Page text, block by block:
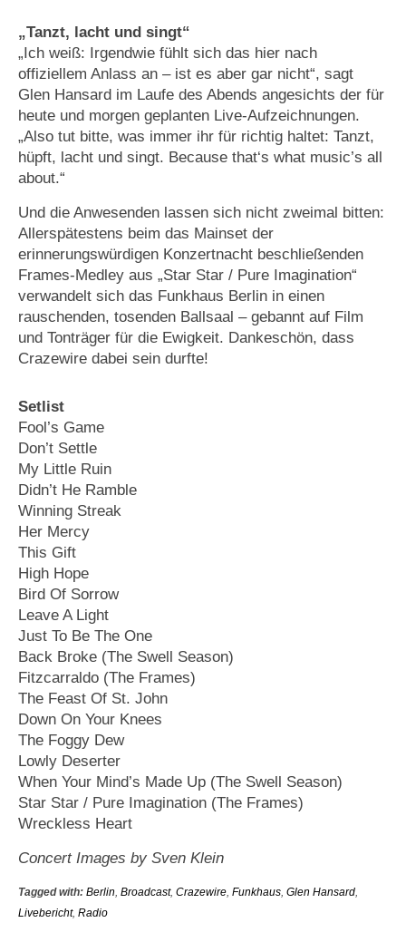
„Tanzt, lacht und singt“
„Ich weiß: Irgendwie fühlt sich das hier nach
offiziellem Anlass an – ist es aber gar nicht“, sagt
Glen Hansard im Laufe des Abends angesichts der für
heute und morgen geplanten Live-Aufzeichnungen.
„Also tut bitte, was immer ihr für richtig haltet: Tanzt,
hüpft, lacht und singt. Because that‘s what music’s all
about.“
Und die Anwesenden lassen sich nicht zweimal bitten:
Allerspätestens beim das Mainset der
erinnerungswürdigen Konzertnacht beschließenden
Frames-Medley aus „Star Star / Pure Imagination“
verwandelt sich das Funkhaus Berlin in einen
rauschenden, tosenden Ballsaal – gebannt auf Film
und Tonträger für die Ewigkeit. Dankeschön, dass
Crazewire dabei sein durfte!
Setlist
Fool’s Game
Don’t Settle
My Little Ruin
Didn’t He Ramble
Winning Streak
Her Mercy
This Gift
High Hope
Bird Of Sorrow
Leave A Light
Just To Be The One
Back Broke (The Swell Season)
Fitzcarraldo (The Frames)
The Feast Of St. John
Down On Your Knees
The Foggy Dew
Lowly Deserter
When Your Mind’s Made Up (The Swell Season)
Star Star / Pure Imagination (The Frames)
Wreckless Heart
Concert Images by Sven Klein
Tagged with: Berlin, Broadcast, Crazewire, Funkhaus, Glen Hansard,
Livebericht, Radio